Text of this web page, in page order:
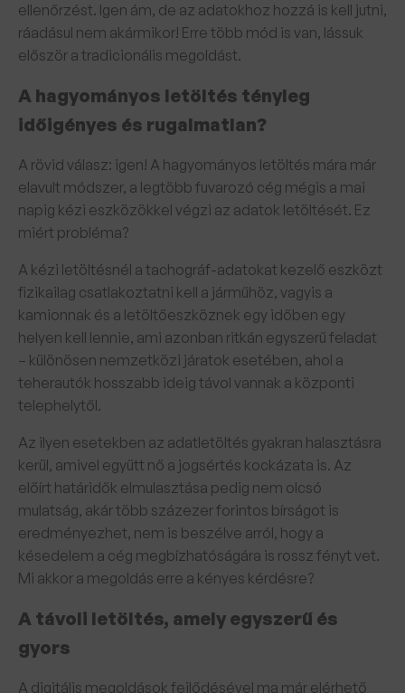
ellenőrzést. Igen ám, de az adatokhoz hozzá is kell jutni,
ráadásul nem akármikor! Erre több mód is van, lássuk
először a tradicionális megoldást.
A hagyományos letöltés tényleg
időigényes és rugalmatlan?
A rövid válasz: igen! A hagyományos letöltés mára már
elavult módszer, a legtöbb fuvarozó cég mégis a mai
napig kézi eszközökkel végzi az adatok letöltését. Ez
miért probléma?
A kézi letöltésnél a tachográf-adatokat kezelő eszközt
fizikailag csatlakoztatni kell a járműhöz, vagyis a
kamionnak és a letöltőeszköznek egy időben egy
helyen kell lennie, ami azonban ritkán egyszerű feladat
– különösen nemzetközi járatok esetében, ahol a
teherautók hosszabb ideig távol vannak a központi
telephelytől.
Az ilyen esetekben az adatletöltés gyakran halasztásra
kerül, amivel együtt nő a jogsértés kockázata is. Az
előírt határidők elmulasztása pedig nem olcsó
mulatság, akár több százezer forintos bírságot is
eredményezhet, nem is beszélve arról, hogy a
késedelem a cég megbízhatóságára is rossz fényt vet.
Mi akkor a megoldás erre a kényes kérdésre?
A távoli letöltés, amely egyszerű és
gyors
A digitális megoldások fejlődésével ma már elérhető